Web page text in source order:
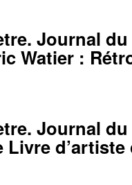
Journal
Watier :
Journal
Livre